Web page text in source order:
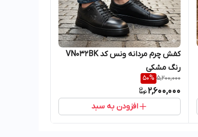
کفش چرم مردانه ونس کد VN032BK
رنگ مشکی
5,200,000
50%
2,600,000
افزودن به سبد